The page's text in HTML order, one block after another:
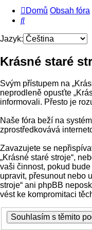
Domů Obsah fóra
Hledat
Jazyk:
Krásné staré
Svým přístupem na
neprodleně opusťte
informovali. Přesto je
Naše fóra beží na
zprostředkovává
Zavazujete se
„Krásné staré stroje“,
vaši činnost, pokud
upravit, přesunout nebo
stroje“ ani phpBB
vést ke kompromitaci